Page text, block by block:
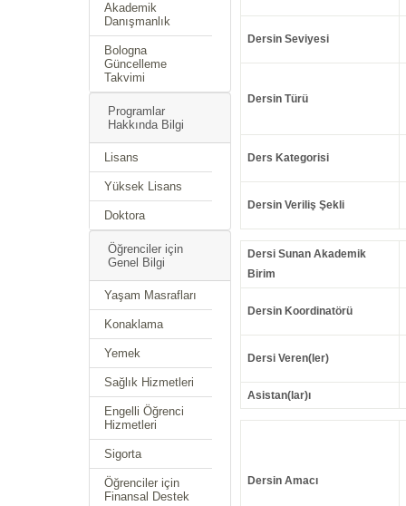
Akademik
Danışmanlık
Bologna
Güncelleme
Takvimi
Programlar
Hakkında Bilgi
Lisans
Yüksek Lisans
Doktora
Öğrenciler için
Genel Bilgi
Yaşam Masrafları
Konaklama
Yemek
Sağlık Hizmetleri
Engelli Öğrenci
Hizmetleri
Sigorta
Öğrenciler için
Finansal Destek
Dersin Seviyesi
Dersin Türü
Ders Kategorisi
Dersin Veriliş Şekli
Dersi Sunan Akademik
Birim
Dersin Koordinatörü
Dersi Veren(ler)
Asistan(lar)ı
Dersin Amacı